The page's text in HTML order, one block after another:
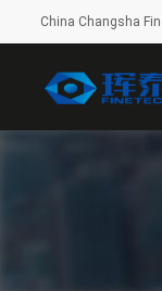
China Changsha